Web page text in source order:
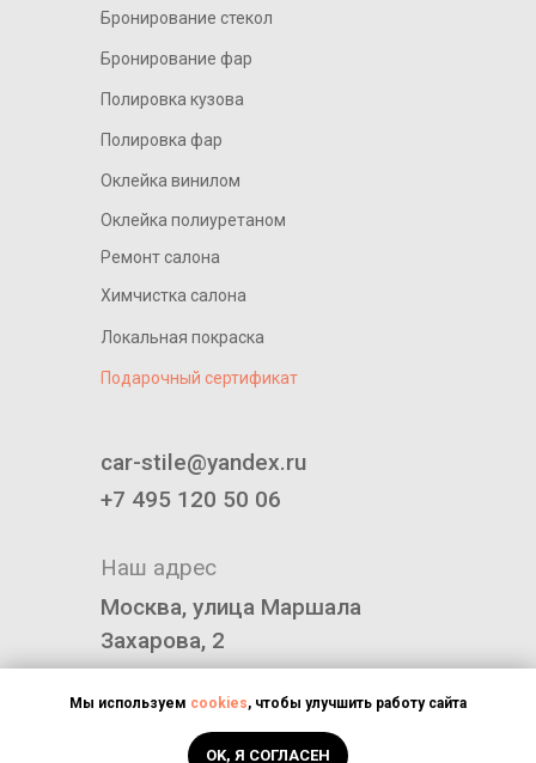
car-stile@yandex.ru
+7 495 120 50 06
Наш адрес
Москва, улица Маршала
Захарова, 2
Политика конфиденциальности
Бронирование стекол
Бронирование фар
Локальная покраска
Подарочный сертификат
Оклейка винилом
Оклейка полиуретаном
Химчистка салона
Полировка кузова
Полировка фар
Ремонт салона
Мы используем cookies, чтобы улучшить работу сайта
OK, Я СОГЛАСЕН